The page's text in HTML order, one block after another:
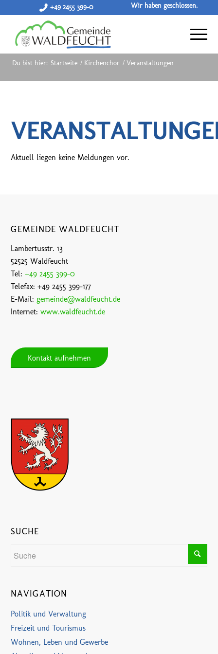
+49 2455 399-0 Wir haben geschlossen.
Du bist hier: Startseite / Kirchenchor / Veranstaltungen
Aktuell liegen keine Meldungen vor.
GEMEINDE WALDFEUCHT
Lambertusstr. 13
52525 Waldfeucht
Tel:+49 2455 399-0
Telefax: +49 2455 399-177
E-Mail: gemeinde@waldfeucht.de
Internet:www.waldfeucht.de
Kontakt aufnehmen
SUCHE
NAVIGATION
Politik und Verwaltung
Freizeit und Tourismus
Wohnen, Leben und Gewerbe